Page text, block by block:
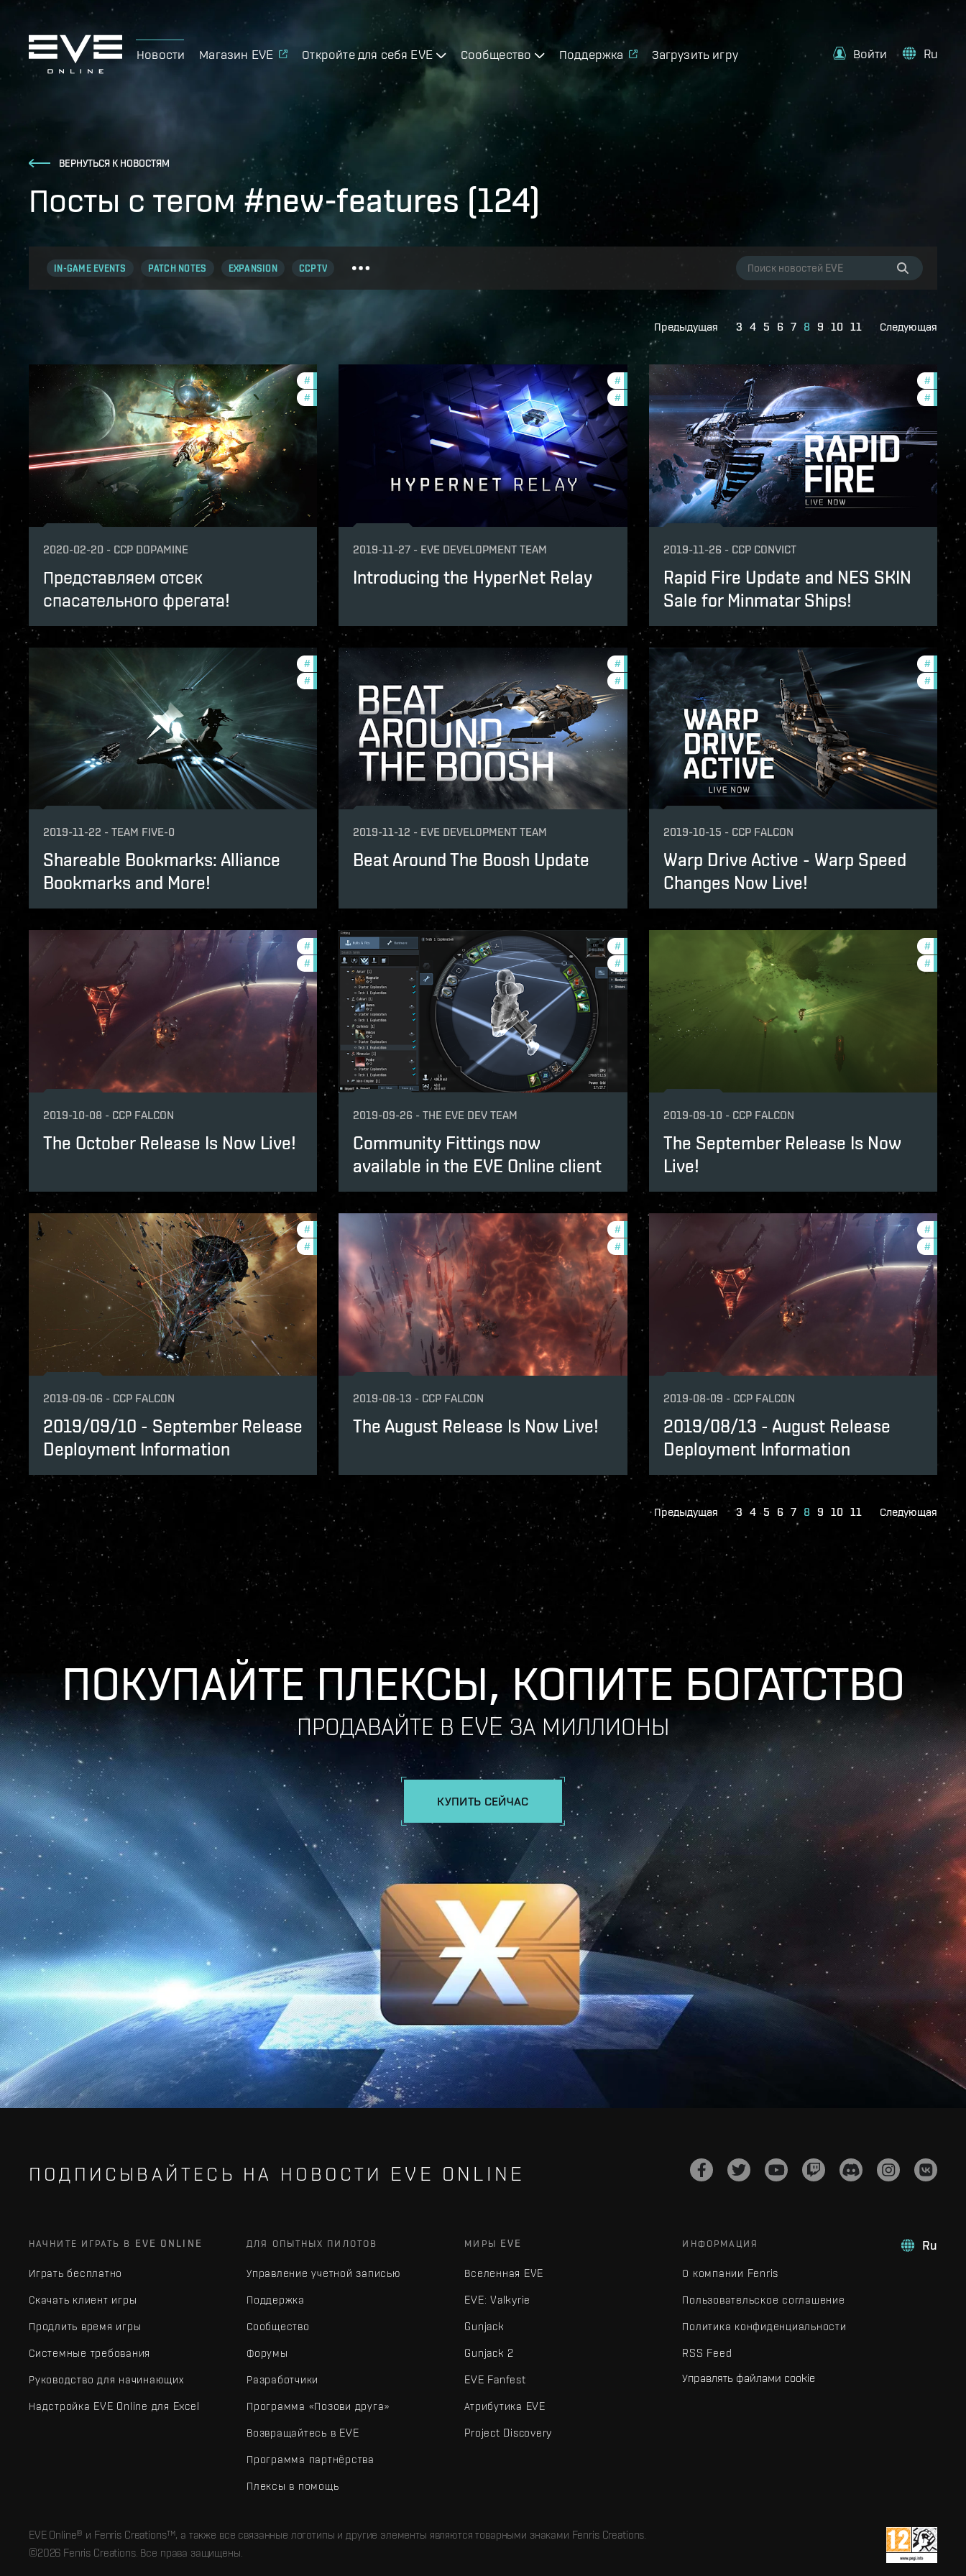
Новости Магазин EVE Откройте для себя EVE Сообщество Поддержка Загрузить игру Войти Ru
ВЕРНУТЬСЯ К НОВОСТЯМ
Посты с тегом #new-features (124)
IN-GAME EVENTS PATCH NOTES EXPANSION CCPTV
Предыдущая 3 4 5 6 7 8 9 10 11 Следующая
#
#
2020-02-20 - CCP DOPAMINE
Представляем отсек
спасательного фрегата!
#development-updates
#new-features
2019-11-27 - EVE DEVELOPMENT TEAM
Introducing the HyperNet Relay
#new-
#
2019-11-26 - CCP CONVICT
Rapid Fire Update and NES SKIN
Sale for Minmatar Ships!
# new-features
# development-updates
2019-11-22 - TEAM FIVE-0
Shareable Bookmarks: Alliance
Bookmarks and More!
#new-features
#development-updates
2019-11-12 - EVE DEVELOPMENT TEAM
Beat Around The Boosh Update
#new-
#
2019-10-15 - CCP FALCON
Warp Drive Active - Warp Speed
Changes Now Live!
# development-updates
# new-features
2019-10-08 - CCP FALCON
The October Release Is Now Live!
#community
#new-features
2019-09-26 -THE EVE DEV TEAM
Community Fittings now
available in the EVE Online client
#new-
#
2019-09-10 - CCP FALCON
The September Release Is Now
Live!
# development-updates
# new-features
2019-09-06 - CCP FALCON
2019/09/10 - September Release
Deployment Information
#new-features
#development-updates
2019-08-13 - CCP FALCON
The August Release Is Now Live!
#
#new-
2019-08-09 - CCP FALCON
2019/08/13 - August Release
Deployment Information
Предыдущая 3 4 5 6 7 8 9 10 11 Следующая
ПОКУПАЙТЕ ПЛЕКСЫ, КОПИТЕ БОГАТСТВО
ПРОДАВАЙТЕ В EVE ЗА МИЛЛИОНЫ
КУПИТЬ СЕЙЧАС
ПОДПИСЫВАЙТЕСЬ НА НОВОСТИ EVE ONLINE
Ru
НАЧНИТЕ ИГРАТЬ В EVE ONLINE
Играть бесплатно
Скачать клиент игры
Продлить время игры
Системные требования
Руководство для начинающих
Надстройка EVE Online для Excel
ДЛЯ ОПЫТНЫХ ПИЛОТОВ
Управление учетной записью
Поддержка
Сообщество
Форумы
Разработчики
Программа «Позови друга»
Возвращайтесь в EVE
Программа партнёрства
Плексы в помощь
МИРЫ EVE
Вселенная EVE
EVE: Valkyrie
Gunjack
Gunjack 2
EVE Fanfest
Атрибутика EVE
Project Discovery
ИНФОРМАЦИЯ
О компании Fenris
Пользовательское соглашение
Политика конфиденциальности
RSS Feed
Управлять файлами cookie
EVE Online® и Fenris Creations™, а также все связанные логотипы и другие элементы являются товарными знаками Fenris Creations.
©2026 Fenris Creations. Все права защищены.